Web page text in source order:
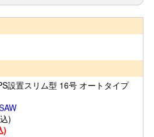
設置スリム型 16号 オートタイプ
)
)